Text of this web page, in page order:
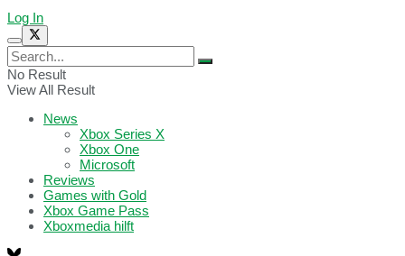
Log In
No Result
View All Result
News
Xbox Series X
Xbox One
Microsoft
Reviews
Games with Gold
Xbox Game Pass
Xboxmedia hilft